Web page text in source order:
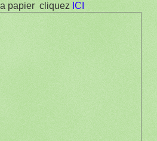
papier cliquez ICI